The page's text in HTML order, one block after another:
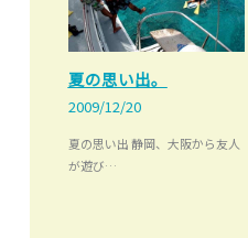
夏の思い出。
2009/12/20
夏の思い出 静岡、大阪から友人
が遊び…